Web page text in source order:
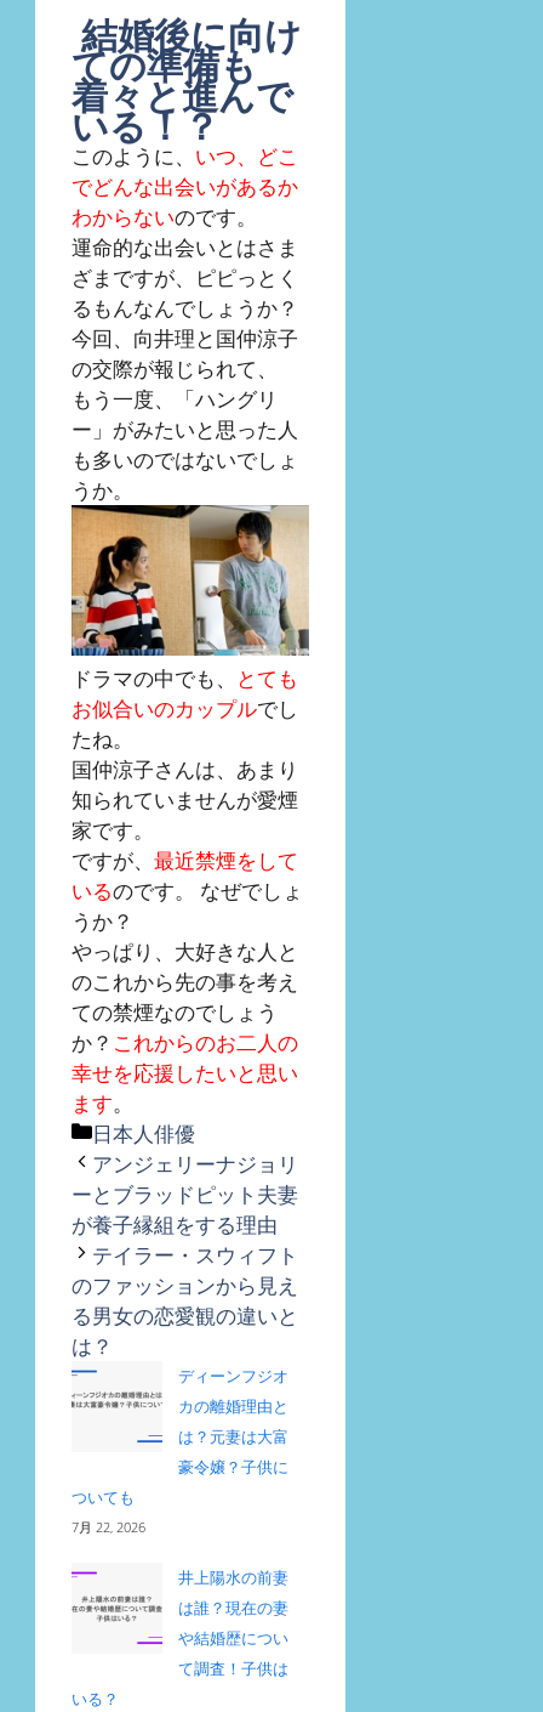
結婚後に向け
ての準備も
着々と進んで
いる！？
このように、 いつ、どこ
でどんな出会いがあるか
わからないのです。
運命的な出会いとはさま
ざまですが、ピピっとく
るもんなんでしょうか？
今回、向井理と国仲涼子
の交際が報じられて、
もう一度、「ハングリ
ー」がみたいと思った人
も多いのではないでしょ
うか。
ドラマの中でも、
とても
お似合いのカップルでし
たね。
国仲涼子さんは、あまり
知られていませんが愛煙
家です。
ですが、 最近禁煙をして
いるのです。 なぜでしょ
うか？
やっぱり、大好きな人と
のこれから先の事を考え
ての禁煙なのでしょう
か？ これからのお二人の
幸せを応援したいと思い
ます。
カ
テ
ゴ
リ
ー
日本人俳優
アンジェリーナジョリ
ーとブラッドピット夫妻
が養子縁組をする理由
テイラー・スウィフト
のファッションから見え
る男女の恋愛観の違いと
は？
ディーンフジオ
カの離婚理由と
は？元妻は大富
豪令嬢？子供に
ついても
7月 22, 2026
井上陽水の前妻
は誰？現在の妻
や結婚歴につい
て調査！子供は
いる？